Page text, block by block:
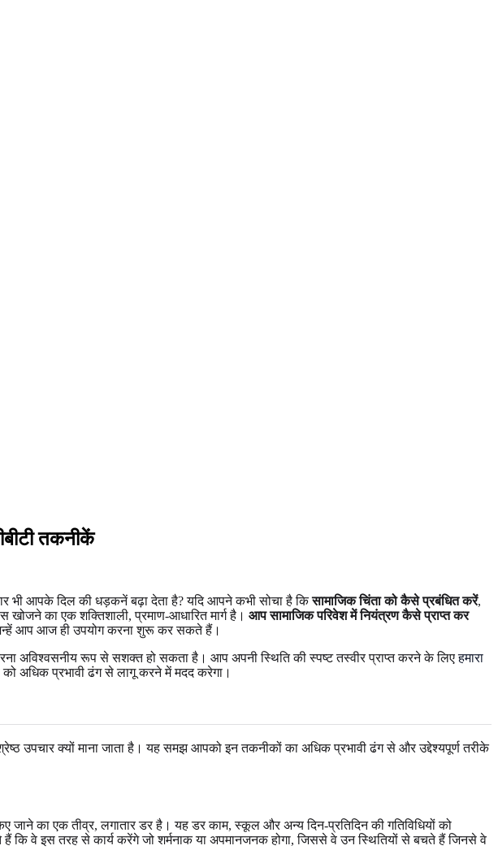
तकनीकें
भी आपके दिल की धड़कनें बढ़ा देता है? यदि आपने कभी सोचा है किसामाजिक चिंता को कैसे प्रबंधित करें,
का एक शक्तिशाली, प्रमाण-आधारित मार्ग है। आप सामाजिक परिवेश में नियंत्रण कैसे प्राप्त कर
जिन्हें आप आज ही उपयोग करना शुरू कर सकते हैं।
अविश्वसनीय रूप से सशक्त हो सकता है। आप अपनी स्थिति की स्पष्ट तस्वीर प्राप्त करने के लिएहमारा
अधिक प्रभावी ढंग से लागू करने में मदद करेगा।
उपचार क्यों माना जाता है। यह समझ आपको इन तकनीकों का अधिक प्रभावी ढंग से और उद्देश्यपूर्ण तरीके
जाने का एक तीव्र, लगातार डर है। यह डर काम, स्कूल और अन्य दिन-प्रतिदिन की गतिविधियों को
कि वे इस तरह से कार्य करेंगे जो शर्मनाक या अपमानजनक होगा, जिससे वे उन स्थितियों से बचते हैं जिनसे वे